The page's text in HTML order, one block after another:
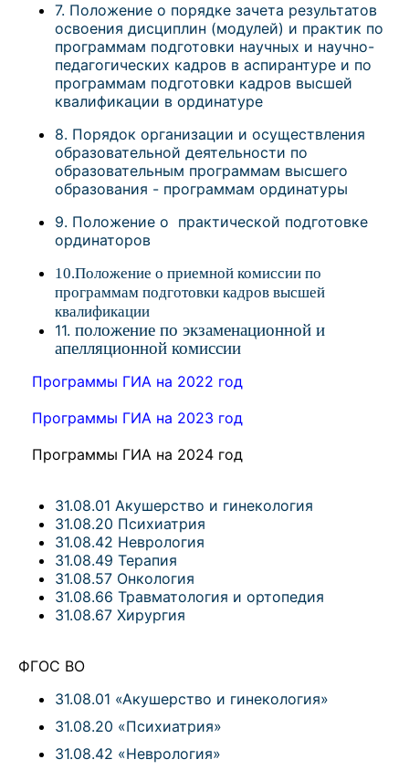
7. Положение о порядке зачета результатов
освоения дисциплин (модулей) и практик по
программам подготовки научных и научно-
педагогических кадров в аспирантуре и по
программам подготовки кадров высшей
квалификации в ординатуре
8. Порядок организации и осуществления
образовательной деятельности по
образовательным программам высшего
образования - программам ординатуры
9. Положение о практической подготовке
ординаторов
10.Положение о приемной комиссии по
программам подготовки кадров высшей
квалификации
11. положение по экзаменационной и
апелляционной комиссии
Программы ГИА на 2022 год
Программы ГИА на 2023 год
Программы ГИА на 2024 год
31.08.01 Акушерство и гинекология
31.08.20 Психиатрия
31.08.42 Неврология
31.08.49 Терапия
31.08.57 Онкология
31.08.66 Травматология и ортопедия
31.08.67 Хирургия
ФГОС ВО
31.08.01 «Акушерство и гинекология»
31.08.20 «Психиатрия»
31.08.42 «Неврология»